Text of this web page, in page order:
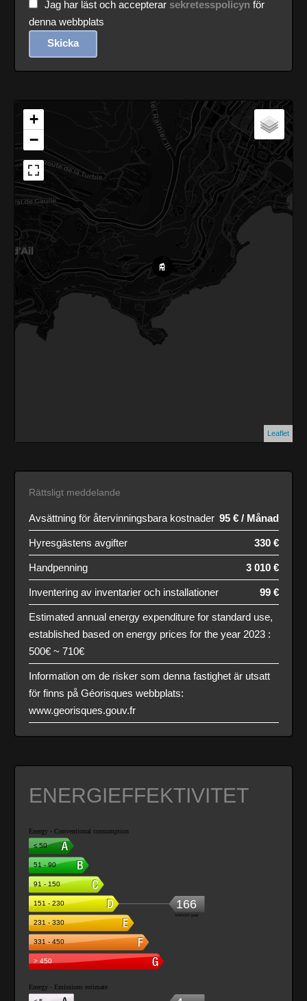
Jag har läst och accepterar sekretesspolicyn för
denna webbplats
Skicka
+
−
Leaflet
Rättsligt meddelande
Avsättning för återvinningsbara kostnader 95 € / Månad
Hyresgästens avgifter 330 €
Handpenning 3 010 €
Inventering av inventarier och installationer 99 €
Estimated annual energy expenditure for standard use,
established based on energy prices for the year 2023 :
500€ ~ 710€
Information om de risker som denna fastighet är utsatt
för finns på Géorisques webbplats:
www.georisques.gouv.fr
ENERGIEFFEKTIVITET